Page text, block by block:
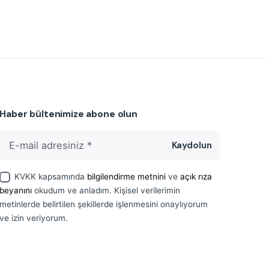
Haber bültenimize abone olun
Kaydolun
KVKK kapsamında bilgilendirme metnini veaçık rıza
beyanını okudum ve anladım. Kişisel verilerimin
metinlerde belirtilen şekillerde işlenmesini onaylıyorum
ve izin veriyorum.